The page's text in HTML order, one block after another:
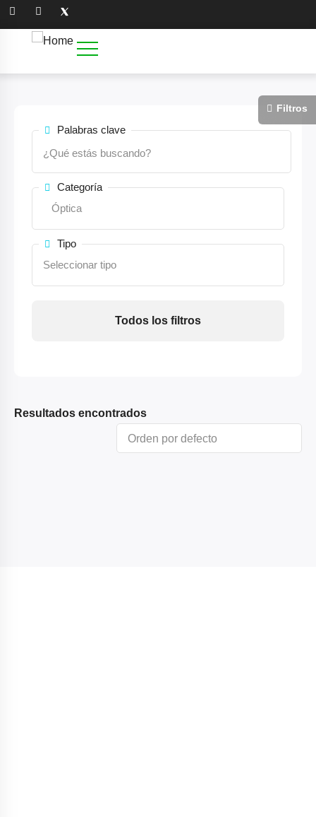
Palabras clave
Categoría
Tipo
Todos los filtros
Resultados encontrados